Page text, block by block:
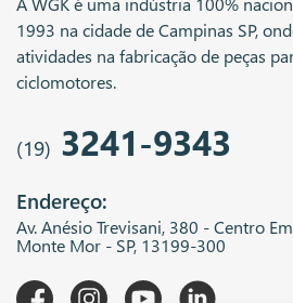
1993 na cidade de Campinas SP,
atividades na fabricação de peças
ciclomotores.
(19) 3241-9343
Endereço:
Av. Anésio Trevisani, 380 - Centro
Monte Mor - SP, 13199-300